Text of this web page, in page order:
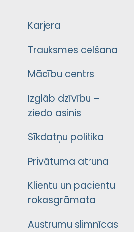
Karjera
Trauksmes celšana
Mācību centrs
Izglāb dzīvību –
ziedo asinis
Sīkdatņu politika
Privātuma atruna
Klientu un pacientu
rokasgrāmata
Austrumu slimnīcas